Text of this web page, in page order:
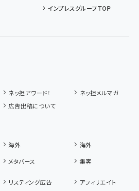
インプレスグループTOP
ネッ担アワード！
ネッ担メルマガ
広告出稿について
海外
海外
メタバース
集客
リスティング広告 アフィリエイト